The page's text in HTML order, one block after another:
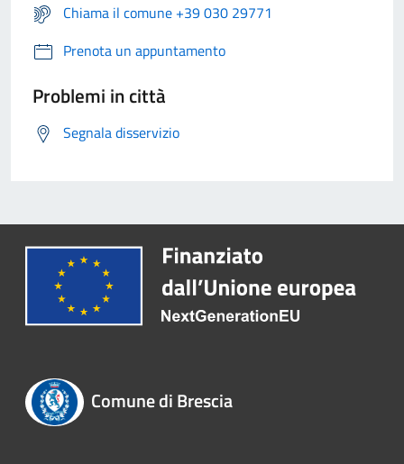
Chiama il comune +39 030 29771
Prenota un appuntamento
Problemi in città
Segnala disservizio
Comune di Brescia